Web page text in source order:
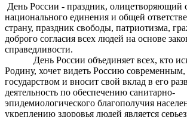
День России - праздник, олицетворяющий
национального единения и общей
страну, праздник свободы, патриотизма,
доброго согласия всех людей на основе
справедливости.
День России объединяет всех, кто
Родину, хочет видеть Россию
государством и вносит свой вклад в его
деятельность по обеспечению санитарно-
эпидемиологического благополучия
укреплению здоровья людей является